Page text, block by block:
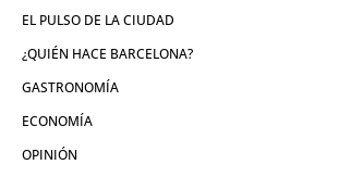
EL PULSO DE LA CIUDAD
¿QUIÉN HACE BARCELONA?
GASTRONOMÍA
ECONOMÍA
OPINIÓN